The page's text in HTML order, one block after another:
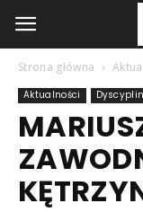
Strona główna
Aktualności